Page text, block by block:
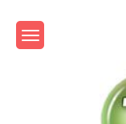
content